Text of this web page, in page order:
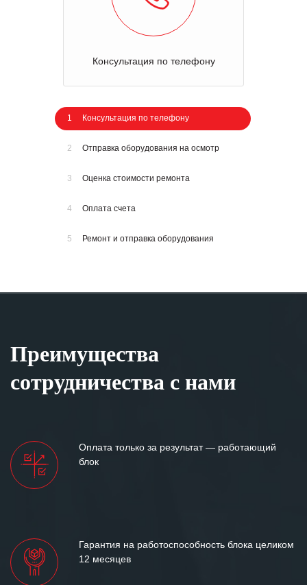
Консультация по телефону
1 Консультация по телефону
2 Отправка оборудования на осмотр
3 Оценка стоимости ремонта
4 Оплата счета
5 Ремонт и отправка оборудования
Преимущества
сотрудничества с нами
Оплата только за результат — работающий
блок
Гарантия на работоспособность блока целиком
12 месяцев